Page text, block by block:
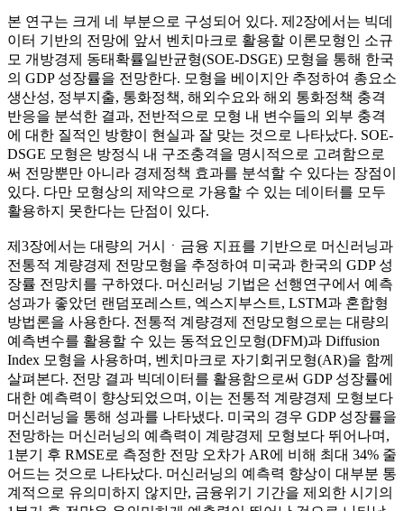
본 연구는 크게 네 부분으로 구성되어 있다. 제2장에서는 빅데
이터 기반의 전망에 앞서 벤치마크로 활용할 이론모형인 소규
모 개방경제 동태확률일반균형(SOE-DSGE) 모형을 통해 한국
의 GDP 성장률을 전망한다. 모형을 베이지안 추정하여 총요소
생산성, 정부지출, 통화정책, 해외수요와 해외 통화정책 충격
반응을 분석한 결과, 전반적으로 모형 내 변수들의 외부 충격
에 대한 질적인 방향이 현실과 잘 맞는 것으로 나타났다. SOE-
DSGE 모형은 방정식 내 구조충격을 명시적으로 고려함으로
써 전망뿐만 아니라 경제정책 효과를 분석할 수 있다는 장점이
있다. 다만 모형상의 제약으로 가용할 수 있는 데이터를 모두
활용하지 못한다는 단점이 있다.
제3장에서는 대량의 거시ㆍ금융 지표를 기반으로 머신러닝과
전통적 계량경제 전망모형을 추정하여 미국과 한국의 GDP 성
장률 전망치를 구하였다. 머신러닝 기법은 선행연구에서 예측
성과가 좋았던 랜덤포레스트, 엑스지부스트, LSTM과 혼합형
방법론을 사용한다. 전통적 계량경제 전망모형으로는 대량의
예측변수를 활용할 수 있는 동적요인모형(DFM)과 Diffusion
Index 모형을 사용하며, 벤치마크로 자기회귀모형(AR)을 함께
살펴본다. 전망 결과 빅데이터를 활용함으로써 GDP 성장률에
대한 예측력이 향상되었으며, 이는 전통적 계량경제 모형보다
머신러닝을 통해 성과를 나타냈다. 미국의 경우 GDP 성장률을
전망하는 머신러닝의 예측력이 계량경제 모형보다 뛰어나며,
1분기 후 RMSE로 측정한 전망 오차가 AR에 비해 최대 34% 줄
어드는 것으로 나타났다. 머신러닝의 예측력 향상이 대부분 통
계적으로 유의미하지 않지만, 금융위기 기간을 제외한 시기의